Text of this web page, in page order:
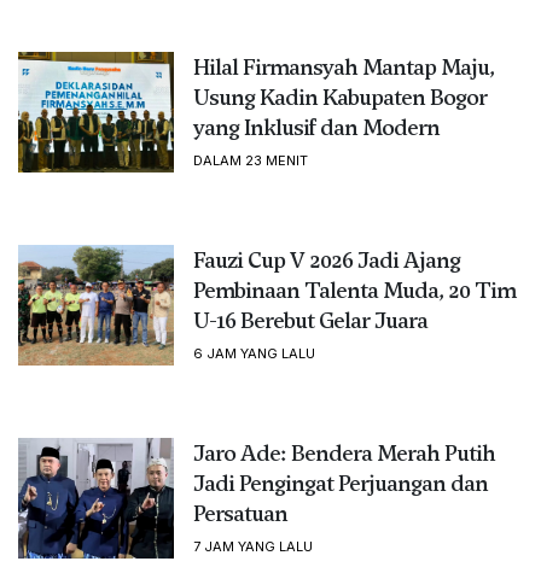
Hilal Firmansyah Mantap Maju,
Usung Kadin Kabupaten Bogor
yang Inklusif dan Modern
DALAM 23 MENIT
Fauzi Cup V 2026 Jadi Ajang
Pembinaan Talenta Muda, 20 Tim
U-16 Berebut Gelar Juara
6 JAM YANG LALU
Jaro Ade: Bendera Merah Putih
Jadi Pengingat Perjuangan dan
Persatuan
7 JAM YANG LALU